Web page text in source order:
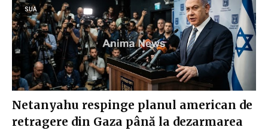
SUA
Netanyahu respinge planul american de
retragere din Gaza până la dezarmarea